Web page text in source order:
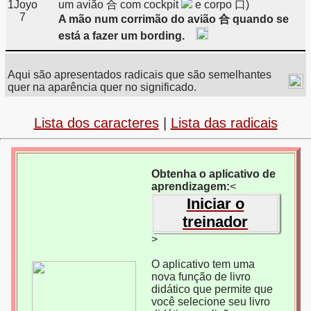
1Joyo
7
um avião 合 com cockpit
e corpo 口)
A mão num corrimão do avião 合 quando se
está a fazer um bording.
Aqui são apresentados radicais que são semelhantes
quer na aparência quer no significado.
Lista dos caracteres| Lista das radicais
Obtenha o aplicativo de
aprendizagem:<
Iniciar o
treinador
>
O aplicativo tem uma
nova função de livro
didático que permite que
você selecione seu livro